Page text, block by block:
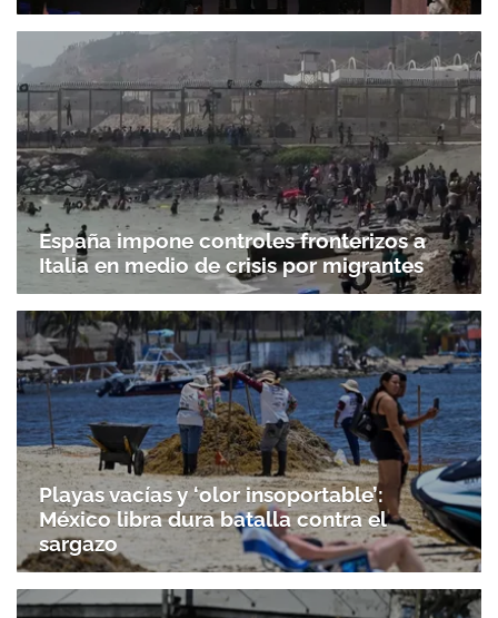
España impone controles fronterizos a
Italia en medio de crisis por migrantes
Playas vacías y ‘olor insoportable’:
México libra dura batalla contra el
sargazo